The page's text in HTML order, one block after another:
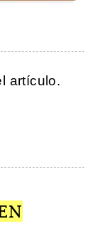
artículo.